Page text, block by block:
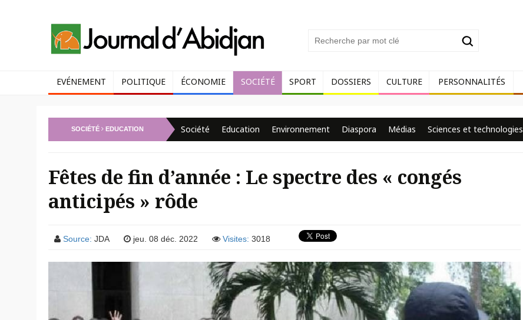
EVÉNEMENT POLITIQUE ÉCONOMIE SOCIÉTÉ SPORT DOSSIERS CULTURE PERSONNALITÉS
SOCIÉTÉ EDUCATION Société Education Environnement Diaspora Médias Sciences et technologies
Fêtes de fin d’année : Le spectre des « congés
anticipés » rôde
Source: JDA jeu. 08 déc. 2022 Visites: 3018